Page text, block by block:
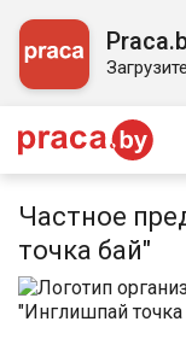
Частное
точка бай"